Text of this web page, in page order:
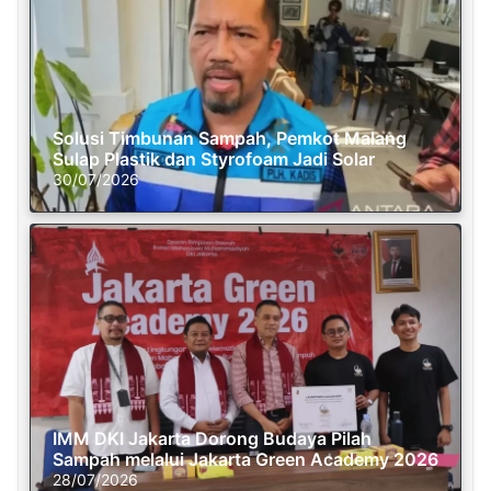
Solusi Timbunan Sampah, Pemkot Malang
Sulap Plastik dan Styrofoam Jadi Solar
30/07/2026
IMM DKI Jakarta Dorong Budaya Pilah
Sampah melalui Jakarta Green Academy 2026
28/07/2026